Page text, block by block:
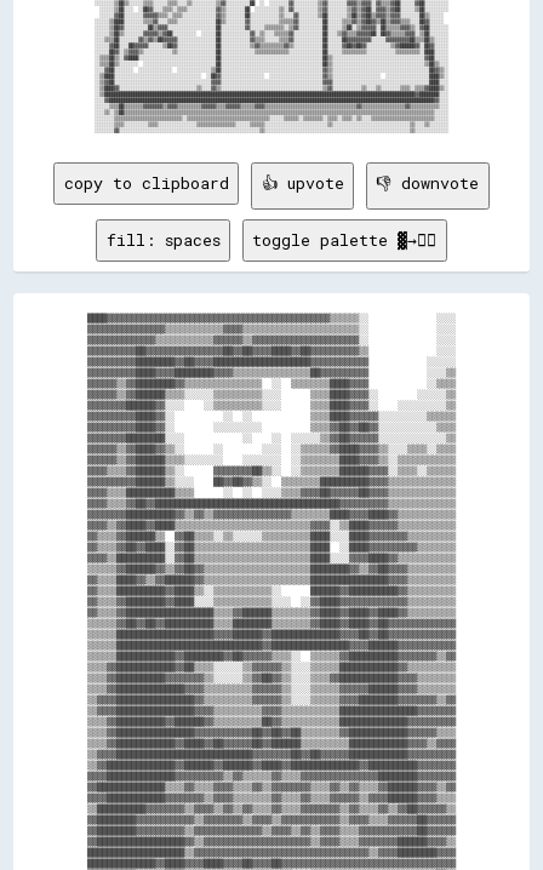
copy to clipboard 👍 upvote 👎 downvote
fill: spaces toggle palette ▓→✊🏽
████▓▓▓▓▓▓▓▓▓▓▓▓▓▓▓▓▓▓▓▓▓▓▓▓▓▓▓▓▓▓▓▓▓▓▓▓▓▓▓▓▓▓▓▓▓▓▒▒▒▒▒▒░░              ░░░░
▓▓▓▓▓▓▓▓▓▓▓▓▓▓▓▓▒▒▒▒▒▒▒▒▒▒▒▒▓▓▓▓▒▒▒▒▒▒▒▒▒▒▒▒▒▒▒▒▒▒▒▒▒▒▒▒░░              ░░░░
▓▓▓▓▓▓▓▓▓▓▓▓▓▓▒▒▒▒▒▒▒▒▒▒▒▒▓▓▓▓▓▓▒▒▓▓▓▓▓▓▓▓▓▓▓▓▓▓▓▓▓▓▓▓▓▓░░              ░░░░
▓▓▓▓▓▓▓▓▓▓██▓▓▓▓▓▓▓▓▓▓▓▓▓▓▓▓██▓▓██▓▓▓▓████▓▓██▓▓▓▓▓▓▓▓▓▓▒▒              ░░░░
▓▓▓▓▓▓▓▓▓▓████████▓▓██▓▓▓▓████████████████████▓▓▓▓▓▓▓▓▓▓▓▓            ░░░░░░
▓▓▓▓▓▓▓▓▓▓████▓▓▓▓████████▓▓▓▓▒▒▒▒▒▒▒▒▒▒▒▒▒▒▒▒██▓▓▓▓▓▓▓▓▓▓            ░░░░▒▒
▓▓▓▓▓▓▒▒▓▓████████▓▓▒▒▒▒▒▒▒▒▒▒▒▒▒▒▒▒  ░░  ▒▒▒▒▒▒▒▒████▓▓▓▓            ░░▒▒▒▒
▓▓▓▓▓▓▒▒▓▓██████▒▒▒▒░░░░░░▒▒▒▒▒▒▒▒▒▒░░░░      ▒▒▒▒████▓▓▓▓░░        ░░░░░░▒▒
▓▓▓▓▓▓▓▓██████▓▓░░░░    ░░▒▒▒▒▒▒▒▒▒▒░░░░      ▒▒▒▒████▓▓▓▓░░    ░░░░░░░░░░▒▒
▓▓▓▓▓▓▓▓▓▓████▓▓░░          ░░  ░░            ▒▒▒▒████▓▓▓▓▓▓░░░░░░░░░░▒▒▒▒▒▒
▓▓▓▓▓▓▓▓▓▓████▓▓░░        ░░░░░░░░░░          ▒▒▒▒▓▓██▓▓██▓▓░░░░░░░░░░░░▒▒▒▒
▓▓▓▓▓▓▓▓████████░░░░            ░░    ░░  ░░░░░░▒▒▓▓██▓▓▓▓▓▓░░░░░░░░░░░░░░▒▒
▓▓▓▓▓▓▒▒▓▓████▓▓▒▒░░      ░░        ░░░░  ░░▒▒▒▒▒▒▓▓████▓▓▓▓▒▒░░░░▒▒▒▒░░▒▒▒▒
▓▓▓▓▓▓▒▒▓▓██████▒▒▒▒░░░░░░░░    ░░░░░░░░  ░░▒▒▒▒▒▒▒▒████▓▓▓▓▒▒░░▒▒▒▒▒▒▒▒▒▒▒▒
▓▓▓▓▒▒▒▒▓▓██████▒▒░░      ▓▓▓▓▓▓▓▓██▒▒░░  ░░▒▒▒▒▒▒▒▒██████▓▓▓▓░░▒▒▒▒░░▒▒▒▒▒▒
▓▓▓▓▓▓▓▓▓▓██████▒▒░░░░    ██▓▓██▓▓▒▒░░  ▒▒▒▒▒▒▒▒██████████▓▓▓▓▒▒▒▒▒▒▒▒▒▒▒▒▒▒
▓▓▓▓▒▒▒▒██████████▒▒▒▒      ░░  ░░  ░░░░▒▒▒▒▓▓▓▓██▓▓▓▓▓▓██▓▓▓▓▒▒▒▒▒▒▒▒▒▒▒▒▒▒
▓▓▓▓▒▒▒▒▓▓██▓▓██████████████████████████████████████▓▓▓▓▓▓▓▓▓▓▒▒▒▒▒▒▒▒▒▒▒▒▒▒
▓▓▓▓▓▓▓▓██████████▓▓▒▒▓▓▒▒▓▓▓▓▓▓▓▓▓▓▓▓▓▓▓▓▒▒▒▒▒▒▒▒████▓▓▓▓████▓▓▒▒▒▒▒▒▒▒▒▒▒▒
▓▓▓▓▒▒▓▓████▓▓████▒▒▒▒▒▒▒▒▒▒▒▒▒▒▒▒▒▒▒▒▒▒▒▒▒▒▒▒▓▓▓▓░░▒▒████▓▓▓▓▓▓▒▒▒▒▒▒▒▒▒▒▒▒
▓▓▒▒▒▒▓▓██████▒▒  ▓▓██▒▒▒▒░░▒▒░░░░░░▒▒▒▒▒▒▒▒▒▒████░░░░████▓▓▓▓▓▓▓▓▒▒▒▒▒▒▒▒▒▒
▓▓▒▒▒▒▓▓██▓▓████░░▓▓██▒▒▒▒▒▒▒▒▒▒▒▒▒▒▒▒▒▒▒▒▒▒▒▒████  ░░████▓▓▓▓▓▓▓▓▓▓▒▒▒▒▒▒▒▒
▓▓▓▓▒▒██████████░░▓▓██▒▒▒▒▒▒▒▒▒▒▒▒▒▒▒▒▒▒▒▒▒▒▒▒████░░░░▓▓▓▓████▓▓▒▒▒▒▒▒▒▒▒▒▒▒
▒▒▒▒▒▒▓▓██████▓▓▒▒▓▓██▓▓▒▒▒▒▒▒▒▒▒▒▒▒▒▒▒▒▒▒▒▒▒▒████████▓▓▒▒▓▓██▓▓▓▓▒▒▒▒▒▒▒▒▒▒
▓▓▒▒▒▒████▓▓▒▒▓▓██████▓▓▒▒▒▒▒▒▒▒▒▒▒▒▒▒▒▒▒▒▒▒▒▒████████████████▓▓▓▓▒▒▒▒▒▒▒▒▒▒
▓▓▒▒▒▒██████████▓▓████▒▒░░▒▒▒▒▒▒▒▒▒▒▒▒░░      ██████▓▓██████████▓▓▒▒▒▒▒▒▒▒▒▒
▓▓▒▒▒▒▓▓████████▓▓████░░░░▒▒▒▒▒▒▒▒▒▒▒▒░░░░  ░░▓▓████▓▓▓▓▓▓▓▓▓▓▓▓▓▓▒▒▒▒▒▒▒▒▒▒
▓▓▒▒▒▒▓▓██████████████████▒▒▒▒▓▓██████▒▒▒▒▒▒▒▒▓▓████▓▓████▓▓████▓▓▒▒▒▒▒▒▒▒▒▒
▒▒▒▒▒▒▓▓██▓▓██▓▓██████████▒▒▒▒████████▒▒▒▒▒▒▒▒▓▓████▓▓████▓▓██▓▓▓▓▓▓▓▓▓▓▓▓▓▓
▒▒▒▒▒▒████████████████████▓▓▓▓██████▓▓██████████████▓▓▓▓██▓▓██▓▓▓▓▓▓▓▓▓▓▓▓▓▓
▒▒▒▒▒▒██████████████████████████████▓▓████████████████▓▓▓▓██████▓▓▓▓▓▓▓▓▓▓▓▓
▒▒▒▒▒▒████████████▓▓████████▓▓██▓▓▓▓▓▓▒▒▒▒░░  ▒▒▒▒▒▒▓▓██████████▓▓▓▓▓▓▓▓▒▒▓▓
▒▒▒▒▓▓████████████▓▓██▒▒▒▒░░░░░░▒▒▓▓▓▓▓▓▒▒░░░░▒▒▒▒▒▒████████████▓▓▒▒▒▒▒▒▒▒▒▒
▒▒▒▒▓▓██████████▓▓▓▓▓▓▓▓▒▒░░░░░░▒▒▓▓██▓▓▒▒░░░░▒▒▒▒▓▓████████████▓▓▓▓▒▒▒▒▒▒▒▒
▒▒▒▒▓▓██████████████▓▓▓▓▒▒▒▒▒▒▒▒▒▒▓▓▓▓▓▓▒▒░░░░▒▒▒▒▒▒▓▓▓▓▓▓██████▓▓▓▓▒▒▒▒▒▒▒▒
▒▒▓▓▓▓████████████████▓▓▒▒▒▒▒▒▒▒▒▒▓▓▓▓▓▓▒▒░░░░▒▒▒▒▒▒▓▓▓▓████████▓▓▓▓▓▓▓▓▒▒▓▓
▒▒▓▓▓▓████████████████▓▓▓▓▒▒▒▒▒▒▒▒▒▒▓▓▓▓▒▒▒▒▒▒▒▒▒▒▒▒████████████████▓▓▓▓▓▓▓▓
▒▒▒▒▓▓██████████▓▓██████▓▓▒▒▒▒▒▒▒▒▒▒██▓▓▒▒▒▒▒▒▒▒▒▒▒▒██████████████▓▓▓▓▓▓▓▓▓▓
▒▒▒▒▓▓████████████████▓▓▓▓▓▓▓▓▓▓▓▓██▓▓██▓▓██▒▒▒▒▒▒▒▒▓▓████████████▓▓▓▓▓▓▒▒▒▒
▒▒▒▒▓▓████████████▓▓████▓▓██▓▓▓▓▓▓██▓▓██████▒▒▒▒▒▒▒▒▒▒████████████▓▓▓▓▒▒▓▓▓▓
▒▒▓▓▓▓████████████████████████████▓▓▓▓▓▓▓▓██▓▓██▓▓▓▓▓▓████████████▓▓▓▓▓▓▓▓▓▓
▒▒▓▓██████████████▓▓██████▓▓██████▓▓████▓▓██████████████▓▓██████████▓▓▓▓▓▓▓▓
▓▓▓▓██████████████▓▓▓▓▓▓▓▓▓▓▒▒▓▓▒▒▒▒▒▒▓▓▒▒▒▒▓▓▓▓▓▓▓▓▓▓▓▓▓▓▓▓████████▓▓▓▓▓▓▓▓
▓▓██████████████▒▒▒▒▓▓▒▒▒▒▓▓▓▓▒▒▒▒▓▓▒▒▓▓▓▓▓▓▓▓▒▒▒▒▓▓▒▒▓▓▒▒▒▒▓▓██████▓▓▓▓▒▒▓▓
▓▓▓▓████████████▓▓▓▓▓▓▓▓▒▒▓▓▓▓▒▒▒▒▒▒▒▒▓▓▒▒▒▒▓▓▒▒▒▒▓▓▓▓▓▓▒▒▓▓▓▓██████▓▓▓▓▒▒▒▒
▒▒██████████▓▓▓▓▓▓▓▓▒▒▓▓▓▓▒▒▓▓▒▒▓▓▒▒▒▒▓▓▒▒▒▒▓▓▓▓▓▓▓▓▒▒▓▓▒▒▒▒▓▓▒▒▓▓██▓▓▓▓▓▓▒▒
▓▓████████▓▓▓▓▓▓▓▓▓▓▓▓▒▒▓▓▓▓▓▓▓▓▒▒▓▓▓▓▒▒▓▓▓▓▓▓▓▓▓▓▓▓▒▒▓▓▓▓▒▒▒▒▓▓▓▓▓▓██▓▓▓▓▓▓
▓▓████████▓▓▓▓▓▓▓▓▓▓▒▒▓▓▓▓▓▓▓▓▓▓▓▓▓▓▒▒▓▓▓▓▒▒▓▓▒▒▓▓▓▓▒▒▒▒▓▓▓▓▓▓▓▓▓▓▓▓██▓▓▓▓▓▓
▓▓██████████████████▓▓▒▒▓▓▓▓▓▓▓▓▓▓▓▓▓▓▓▓▓▓▓▓▓▓▒▒▓▓▓▓▒▒▒▒▓▓▓▓▓▓▓▓██████▓▓▓▓▒▒
████████████████████▒▒▓▓▓▓▓▓▓▓▓▓▓▓▓▓▓▓▓▓▓▓▓▓▓▓▓▓▓▓▓▓▓▓▓▓▓▓▒▒▓▓▓▓████████▓▓▓▓
██████████████▓▓████▓▓▓▓████▓▓▓▓██▓▓▓▓██▓▓▓▓▓▓▓▓▓▓▓▓▓▓▓▓▓▓▓▓▓▓▓▓▓▓▓▓▓▓▓▓▓▓▓▓